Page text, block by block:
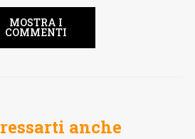
MOSTRA I
COMMENTI
anche